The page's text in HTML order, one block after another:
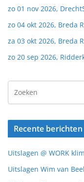
zo 01 nov 2026,
zo 04 okt 2026, Breda
za 03 okt 2026, Breda
zo 20 sep 2026,
Recente berichten
Uitslagen @ WORK
Uitslagen Wim van